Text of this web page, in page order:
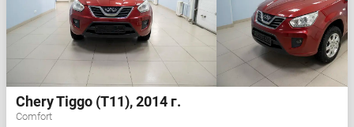
Chery Tiggo (T11), 2014 г.
Comfort